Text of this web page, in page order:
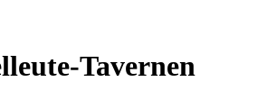
Tavernen